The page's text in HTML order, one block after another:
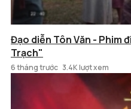
Đạo diễn Tôn Văn - Phim
Trạch"
6 tháng trước 3.4K lượt xem